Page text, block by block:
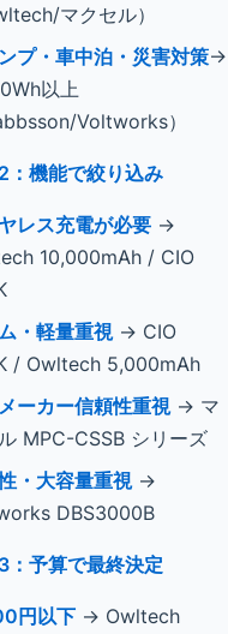
マクセル）
プ・車中泊・災害対策→
以上
Voltworks）
：機能で絞り込み
レス充電が必要 →
10,000mAh / CIO
・軽量重視→ CIO
/ Owltech 5,000mAh
ーカー信頼性重視→ マ
MPC-CSSB シリーズ
・大容量重視→
DBS3000B
：予算で最終決定
円以下 → Owltech